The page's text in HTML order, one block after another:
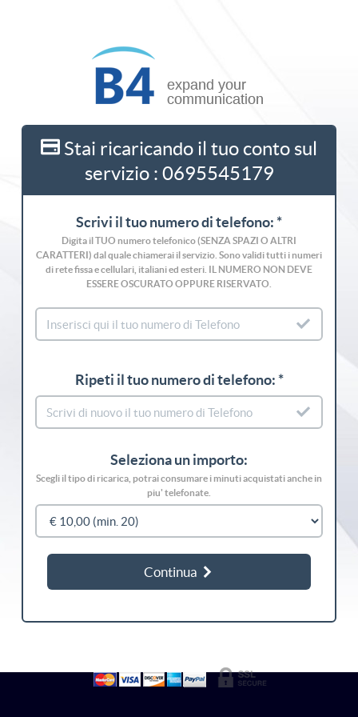
Stai ricaricando il tuo conto sul
servizio : 0695545179
Scrivi il tuo numero di telefono: *
Digita il TUO numero telefonico (SENZA SPAZI O ALTRI
CARATTERI) dal quale chiamerai il servizio. Sono validi tutti i numeri
di rete fissa e cellulari, italiani ed esteri. IL NUMERO NON DEVE
ESSERE OSCURATO OPPURE RISERVATO.
Ripeti il tuo numero di telefono: *
Seleziona un importo:
Scegli il tipo di ricarica, potrai consumare i minuti acquistati anche in
piu' telefonate.
Continua